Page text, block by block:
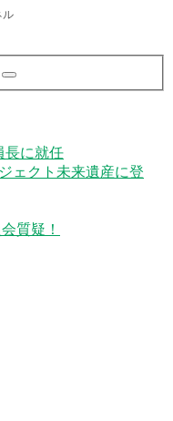
長に就任
ェクト未来遺産に登
質疑！